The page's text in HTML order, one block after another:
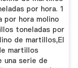
por hora. 1
por hora molino
toneladas por
de martillos,El
martillos
una serie de